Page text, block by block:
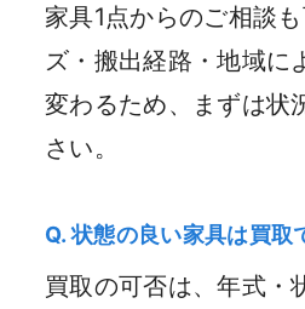
家具1点からのご相談
ズ・搬出経路・地域に
変わるため、まずは状
さい。
Q. 状態の良い家具は買取
買取の可否は、年式・